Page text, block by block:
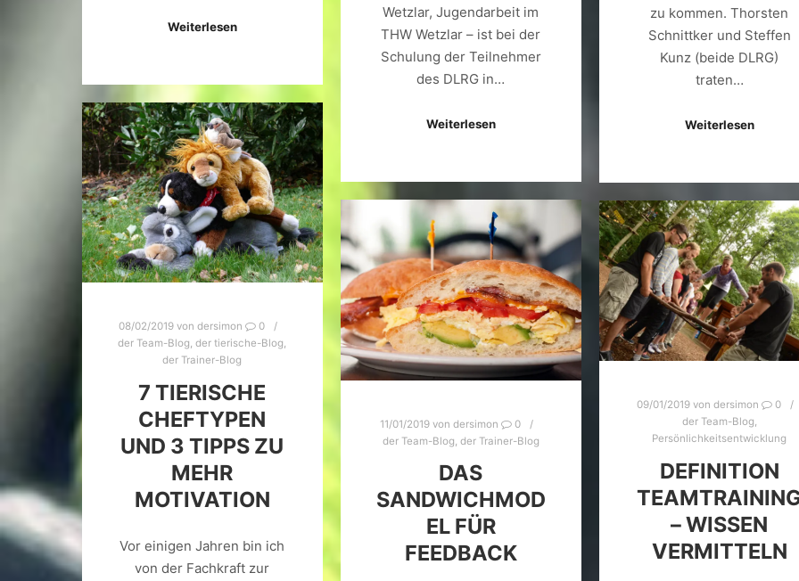
Weiterlesen
Wetzlar, Jugendarbeit im
THW Wetzlar – ist bei der
Schulung der Teilnehmer
des DLRG in…
Weiterlesen
zu kommen. Thorsten
Schnittker und Steffen
Kunz (beide DLRG)
traten…
Weiterlesen
08/02/2019von dersimon
0
der Team-Blog,der tierische-Blog,
der Trainer-Blog
7 TIERISCHE
CHEFTYPEN
UND 3 TIPPS ZU
MEHR
MOTIVATION
Vor einigen Jahren bin ich
von der Fachkraft zur
11/01/2019von dersimon
0
der Team-Blog der Trainer-Blog
DAS
SANDWICHMOD
EL FÜR
FEEDBACK
09/01/2019von dersimon
0
der Team-Blog,
Persönlichkeitsentwicklung
DEFINITION
– WISSEN
VERMITTELN